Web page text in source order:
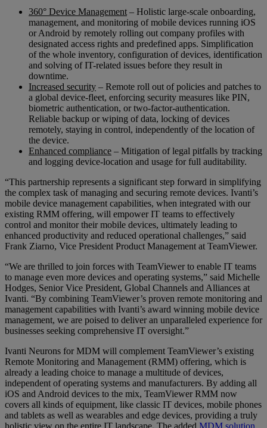
360° Device Management – Holistic large-scale onboarding,
management, and monitoring of mobile devices running iOS
or Android by remotely rolling out company profiles with
designated access rights and predefined apps. Simplification
of the whole inventory, configuration of devices, identification
and solving of IT-related issues before they result in
downtime.
Increased security – Remote roll out of policies and patches to
a global device-fleet, enforcing security measures like PIN,
biometric authentication, or two-factor-authentication.
Reliable backup or wiping of data, locking of devices
remotely, staying in control, independently of the location of
the device.
Enhanced compliance – Mitigation of legal pitfalls by tracking
and logging device-location and usage for full auditability.
“This partnership represents a significant step forward in simplifying
the complex task of managing and securing remote devices. Ivanti’s
mobile device management capabilities, when integrated with our
existing RMM offering, will empower IT teams to effectively
control and monitor their mobile devices, ultimately leading to
enhanced productivity and reduced operational challenges,” said
Frank Ziarno, Vice President Product Management at TeamViewer.
“We are thrilled to join forces with TeamViewer to enable IT teams
to manage even more devices and operating systems,” said Michelle
Hodges, Senior Vice President, Global Channels and Alliances at
Ivanti. “By combining TeamViewer’s proven remote monitoring and
management capabilities with Ivanti’s award winning mobile device
management, we are poised to deliver an unparalleled experience for
businesses seeking comprehensive IT oversight.”
Ivanti Neurons for MDM will complement TeamViewer’s existing
Remote Monitoring and Management (RMM) offering, which is
already a leading choice to manage a multitude of devices,
independent of operating systems and manufacturers. By adding all
iOS and Android devices to the mix, TeamViewer RMM now
covers all kinds of equipment, like classic IT devices, mobile phones
and tablets as well as wearables and edge devices, providing a truly